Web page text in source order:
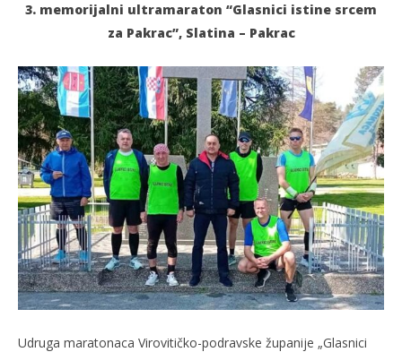
TRENUTNO OTVORENO
Glasnici istine srcem za Pakrac
20.03.2024.
slatina.net
3. memorijalni ultramaraton “Glasnici istine srcem
za Pakrac”, Slatina – Pakrac
Udruga maratonaca Virovitičko-podravske županije „Glasnici